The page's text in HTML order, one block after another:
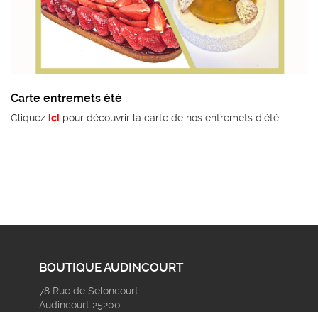
Carte entremets été
Cliquez ici pour découvrir la carte de nos entremets d’été
BOUTIQUE AUDINCOURT
78 Rue de Seloncourt
Audincourt 25200